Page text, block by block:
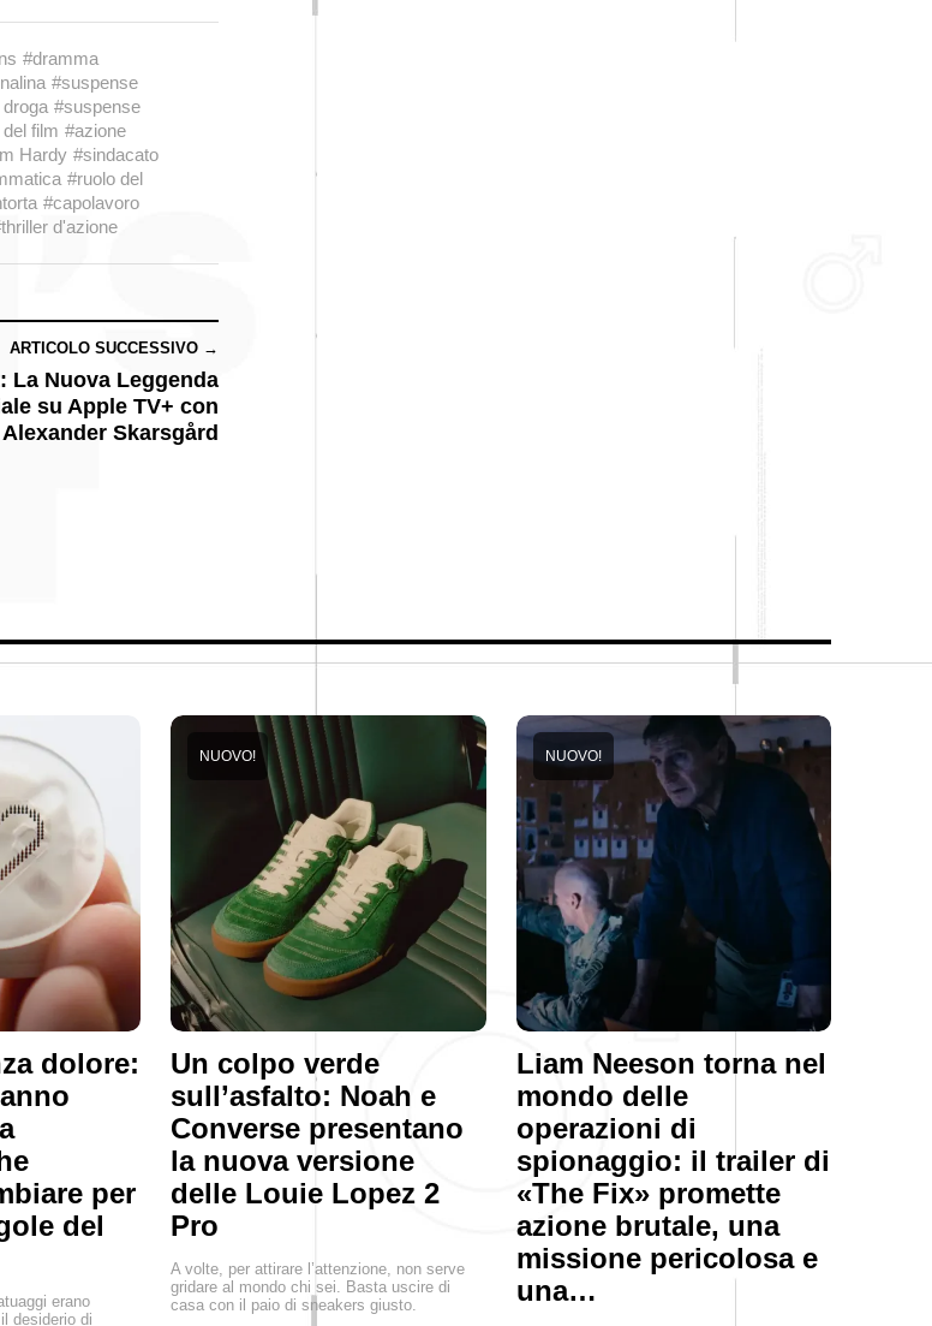
#dramma
#suspense
#suspense
film #azione
Hardy #sindacato
#ruolo del
#capolavoro
d'azione
ARTICOLO SUCCESSIVO →
La Nuova Leggenda
su Apple TV+ con
Alexander Skarsgård
dolore:
per
del
erano
desiderio di
Un colpo verde
sull’asfalto: Noah e
Converse presentano
la nuova versione
delle Louie Lopez 2
Pro
NUOVO!
A volte, per attirare l’attenzione, non serve
gridare al mondo chi sei. Basta uscire di
casa con il paio di sneakers giusto.
Liam Neeson torna nel
mondo delle
operazioni di
spionaggio: il trailer di
«The Fix» promette
azione brutale, una
missione pericolosa e
una…
NUOVO!